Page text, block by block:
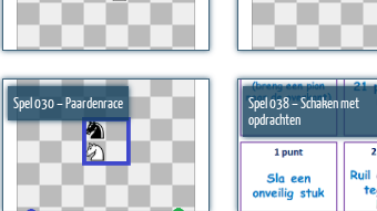
Spel 030 – Paardenrace
Spel 038 – Schaken met
opdrachten